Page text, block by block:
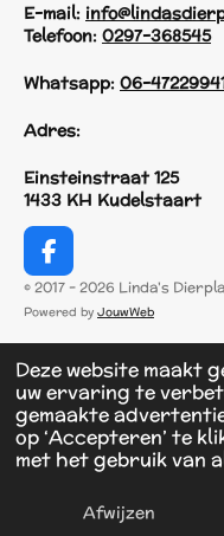
Deze website maakt
uw ervaring te
gemaakte
op ‘Accepteren’ te
met het gebruik van
Afwijzen
E-mail:
Telefoon: 0297-368545
Whatsapp: 06-
Adres:
Einsteinstraat 125
1433 KH Kudelstaart
F
a
c
b
o
o
k
© 2017 - 2026 Linda's
Powered by JouwWeb
E-mailadres